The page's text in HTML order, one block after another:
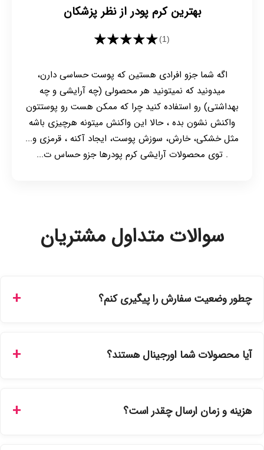
بهترین کرم پودر از نظر پزشکان
★★★★★(1)
اگه شما جزو افرادی هستین که پوست حساسی دارن،
میدونید که نمیتونید هر محصولی (چه آرایشی و چه
بهداشتی) رو استفاده کنید چرا که ممکن هست رو پوستتون
واکنش نشون بده ، حالا این واکنش میتونه هرچیزی باشه
مثل خشکی، خارش، سوزش پوست، ایجاد آکنه ، قرمزی و...
. توی محصولات آرایشی کرم پودرها جزو حساس ت...
سوالات متداول مشتریان
چطور وضعیت سفارش را پیگیری کنم؟
سفارشات در سایت، وضعیت لحظه‌ای مرسوله را مشاهده کنید.
آیا محصولات شما اورجینال هستند؟
نمایندگی‌های معتبر تهیه شده و دارای بچ‌کد قابل استعلام هستند.
هزینه و زمان ارسال چقدر است؟